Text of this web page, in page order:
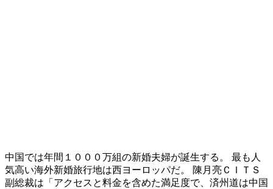
中国では年間１０００万組の新婚夫婦が誕生する。 最も人
気高い海外新婚旅行地は西ヨーロッパだ。 陳月亮ＣＩＴＳ
副総裁は「アクセスと料金を含めた満足度で、済州道は中国